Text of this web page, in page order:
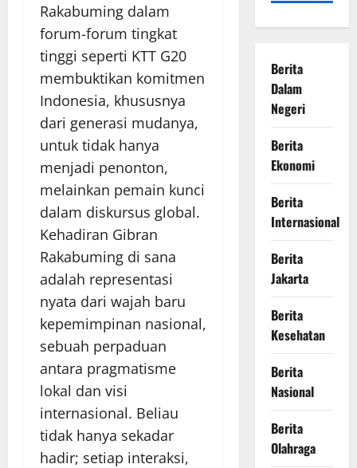
Rakabuming dalam
forum-forum tingkat
tinggi seperti KTT G20
membuktikan komitmen
Indonesia, khususnya
dari generasi mudanya,
untuk tidak hanya
menjadi penonton,
melainkan pemain kunci
dalam diskursus global.
Kehadiran Gibran
Rakabuming di sana
adalah representasi
nyata dari wajah baru
kepemimpinan nasional,
sebuah perpaduan
antara pragmatisme
lokal dan visi
internasional. Beliau
tidak hanya sekadar
hadir; setiap interaksi,
Berita
Dalam
Negeri
Berita
Ekonomi
Berita
Internasional
Berita
Jakarta
Berita
Kesehatan
Berita
Nasional
Berita
Olahraga